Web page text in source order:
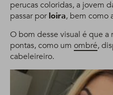
perucas coloridas, a jovem
passar porloira, bem como
O bom desse visual é que a
pontas, como um ombré,
cabeleireiro.